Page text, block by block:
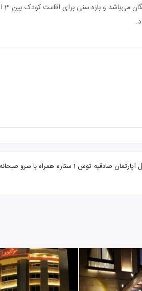
تور مشهد از زاهدان هتل آپارتمان صادقیه توس